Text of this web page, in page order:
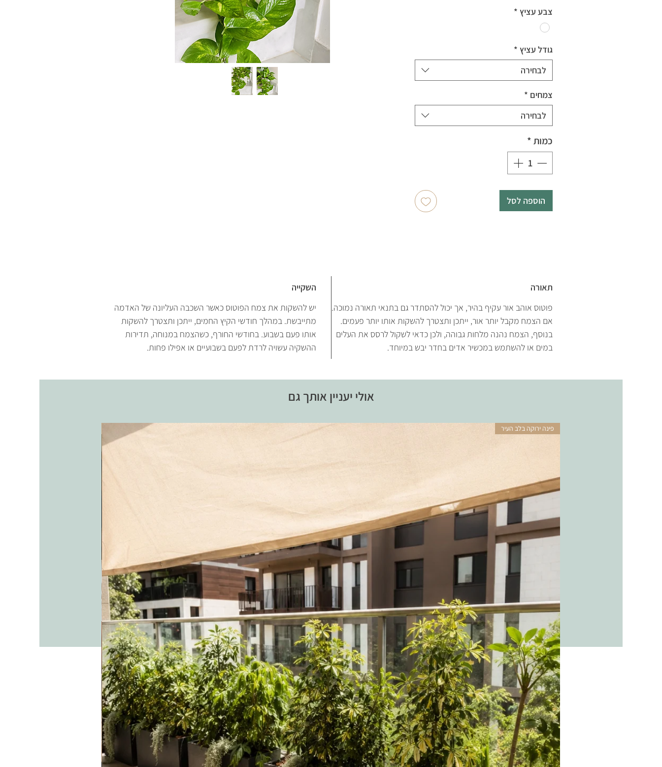
צבע עציץ *
גודל עציץ *
לבחירה
צמחים *
לבחירה
כמות*
הוספה לסל
תאורה
פוטוס אוהב אור עקיף בהיר, אך יכול להסתדר גם בתנאי תאורה נמוכה.
אם הצמח מקבל יותר אור, ייתכן ותצטרך להשקות אותו יותר פעמים.
בנוסף, הצמח נהנה מלחות גבוהה, ולכן כדאי לשקול לרסס את העלים
במים או להשתמש במכשיר אדים בחדר יבש במיוחד.
השקייה
יש להשקות את צמח הפוטוס כאשר השכבה העליונה של האדמה
מתייבשת. במהלך חודשי הקיץ החמים, ייתכן ותצטרך להשקות
אותו פעם בשבוע. בחודשי החורף, כשהצמח במנוחה, תדירות
ההשקיה עשויה לרדת לפעם בשבועיים או אפילו פחות.
אולי יעניין אותך גם
פינה ירוקה בלב העיר